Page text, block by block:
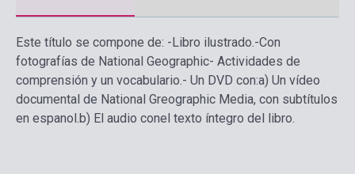
Este título se compone de: -Libro ilustrado.-Con
fotografías de National Geographic- Actividades de
comprensión y un vocabulario.- Un DVD con:a) Un vídeo
documental de National Greographic Media, con subtítulos
en espanol.b) El audio conel texto íntegro del libro.